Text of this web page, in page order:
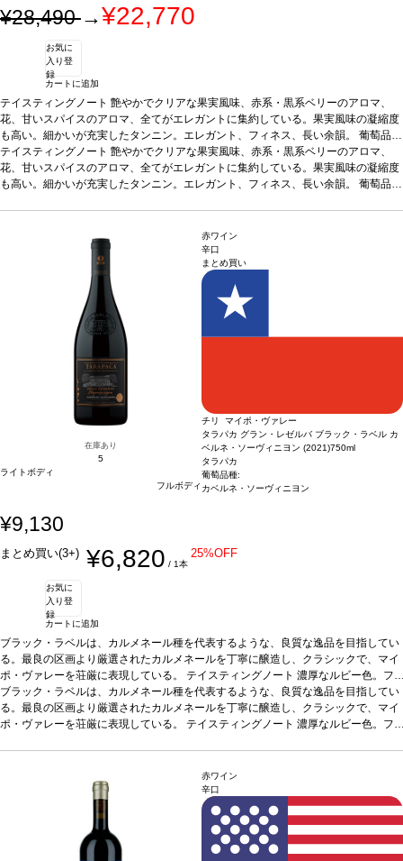
¥28,490→¥22,770
お気に
入り登
録
カートに追加
テイスティングノート 艶やかでクリアな果実風味、赤系・黒系ベリーのアロマ、
花、甘いスパイスのアロマ、全てがエレガントに集約している。果実風味の凝縮度
も高い。細かいが充実したタンニン。エレガント、フィネス、長い余韻。 葡萄品種
81% カベルネ・ソーヴィニヨン、11% カベルネ・フラン、7% メルロー、1% プテ
ィ・ヴェルド
テイスティングノート 艶やかでクリアな果実風味、赤系・黒系ベリーのアロマ、
花、甘いスパイスのアロマ、全てがエレガントに集約している。果実風味の凝縮度
も高い。細かいが充実したタンニン。エレガント、フィネス、長い余韻。 葡萄品種
在庫あり
5
ライトボディ
フルボディ
赤ワイン
辛口
まとめ買い
チリ マイポ・ヴァレー
タラパカ グラン・レゼルバ ブラック・ラベル カ
ベルネ・ソーヴィニヨン (2021)750ml
タラパカ
葡萄品種:
カベルネ・ソーヴィニヨン
¥9,130
まとめ買い(3+) ¥6,820 / 1本
25%OFF
お気に
入り登
録
カートに追加
ブラック・ラベルは、カルメネール種を代表するような、良質な逸品を目指してい
る。最良の区画より厳選されたカルメネールを丁寧に醸造し、クラシックで、マイ
ポ・ヴァレーを荘厳に表現している。 テイスティングノート 濃厚なルビー色。フ
レッシュ、フルーティーで複雑なノーズは、チェリーなどの赤果実の含みが際立
ち、プラム、ブラックベリー、カシスなどの黒果実も加わり、ほのかにローリエも
感じる。樽熟成によるクローブ、黒胡椒、バニラをたっぷりと示すミディアムボデ
り、美味しくバランスが取れていて、長い余韻が続く。
ッシュルームやボロネーゼのパスタ、仔牛のグリル、ラム、鴨
ベルネ・ソーヴィニヨン
チリ：サステナブル認証
*本ヴィンテージが在庫切れ
の場合、在庫があり価格が同様の場合は自動的に次のヴィンテージに変更されま
す、ご了承ください。
ブラック・ラベルは、カルメネール種を代表するような、良質な逸品を目指してい
る。最良の区画より厳選されたカルメネールを丁寧に醸造し、クラシックで、マイ
ポ・ヴァレーを荘厳に表現している。 テイスティングノート 濃厚なルビー色。フ
感じる。樽熟成によるクローブ、黒胡椒、バニラをたっぷりと示すミディアムボデ
ィで、しっかりとした骨格を持つ味わいは、まろやかで滑らか。熟して心地よいタ
ンニンに、ブラックベリー、カシス、プラムなどの黒果実のアロマが口中に広が
り、美味しくバランスが取れていて、長い余韻が続く。
ッシュルームやボロネーゼのパスタ、仔牛のグリル、ラム、鴨葡萄品種100% カ
ベルネ・ソーヴィニヨン 認証 チリ：サステナブル認証 *本ヴィンテージが在庫切れ
赤ワイン
辛口